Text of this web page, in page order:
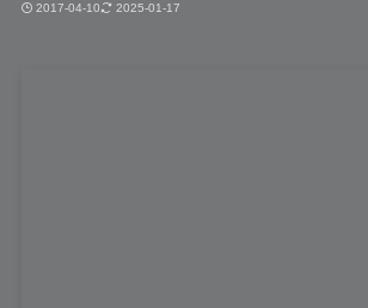
2017-04-10 2025-01-17